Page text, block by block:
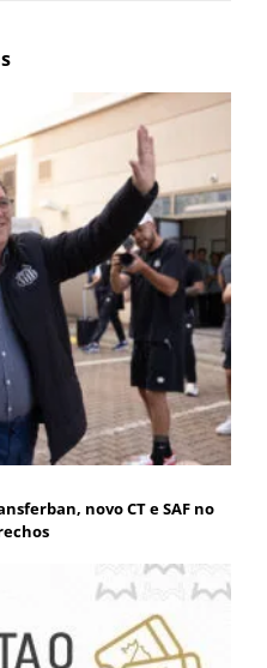
novo CT e SAF no